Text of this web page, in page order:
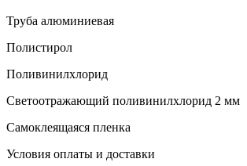
Труба алюминиевая
Полистирол
Поливинилхлорид
Светоотражающий поливинилхлорид 2 мм
Самоклеящаяся пленка
Условия оплаты и доставки